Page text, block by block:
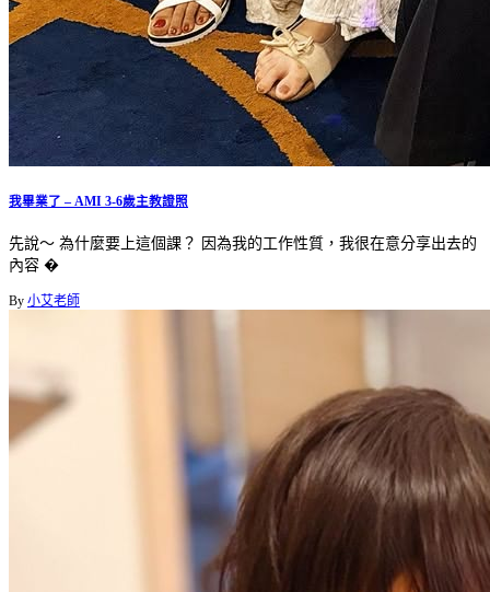
我畢業了 – AMI 3-6歲主教證照
先說～ 為什麼要上這個課？ 因為我的工作性質，我很在意分享出去的
內容 �
By 小艾老師